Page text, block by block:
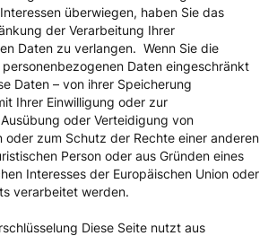
überwiegen, haben Sie das
der Verarbeitung Ihrer
Daten zu verlangen. Wenn Sie die
Daten eingeschränkt
Daten – von ihrer Speicherung
Ihrer Einwilligung oder zur
oder Verteidigung von
oder zum Schutz der Rechte einer anderen
Person oder aus Gründen eines
Interesses der Europäischen Union oder
verarbeitet werden.
Diese Seite nutzt aus